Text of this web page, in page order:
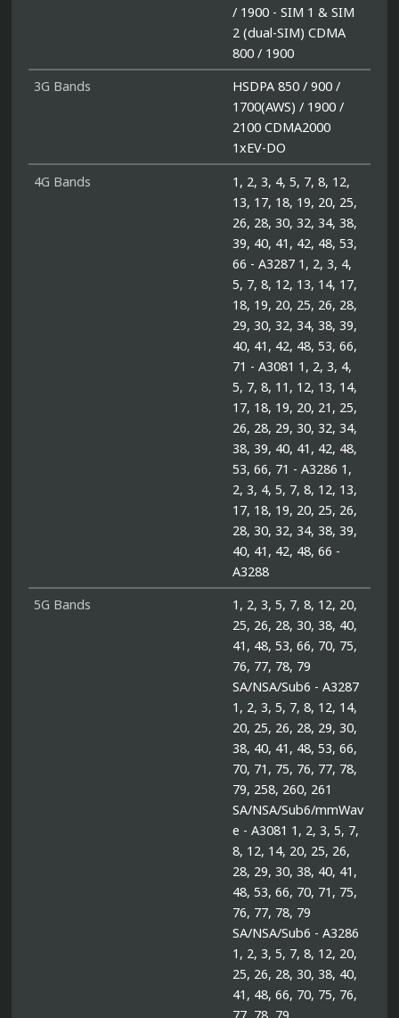
/ 1900 - SIM 1 & SIM
2 (dual-SIM) CDMA
800 / 1900
3G Bands
HSDPA 850 / 900 /
1700(AWS) / 1900 /
2100 CDMA2000
1xEV-DO
4G Bands
1, 2, 3, 4, 5, 7, 8, 12,
13, 17, 18, 19, 20, 25,
26, 28, 30, 32, 34, 38,
39, 40, 41, 42, 48, 53,
66 - A3287 1, 2, 3, 4,
5, 7, 8, 12, 13, 14, 17,
18, 19, 20, 25, 26, 28,
29, 30, 32, 34, 38, 39,
40, 41, 42, 48, 53, 66,
71 - A3081 1, 2, 3, 4,
5, 7, 8, 11, 12, 13, 14,
17, 18, 19, 20, 21, 25,
26, 28, 29, 30, 32, 34,
38, 39, 40, 41, 42, 48,
53, 66, 71 - A3286 1,
2, 3, 4, 5, 7, 8, 12, 13,
17, 18, 19, 20, 25, 26,
28, 30, 32, 34, 38, 39,
40, 41, 42, 48, 66 -
A3288
5G Bands
1, 2, 3, 5, 7, 8, 12, 20,
25, 26, 28, 30, 38, 40,
41, 48, 53, 66, 70, 75,
76, 77, 78, 79
SA/NSA/Sub6 - A3287
1, 2, 3, 5, 7, 8, 12, 14,
20, 25, 26, 28, 29, 30,
38, 40, 41, 48, 53, 66,
70, 71, 75, 76, 77, 78,
79, 258, 260, 261
SA/NSA/Sub6/mmWav
e - A3081 1, 2, 3, 5, 7,
8, 12, 14, 20, 25, 26,
28, 29, 30, 38, 40, 41,
48, 53, 66, 70, 71, 75,
76, 77, 78, 79
SA/NSA/Sub6 - A3286
1, 2, 3, 5, 7, 8, 12, 20,
25, 26, 28, 30, 38, 40,
41, 48, 66, 70, 75, 76,